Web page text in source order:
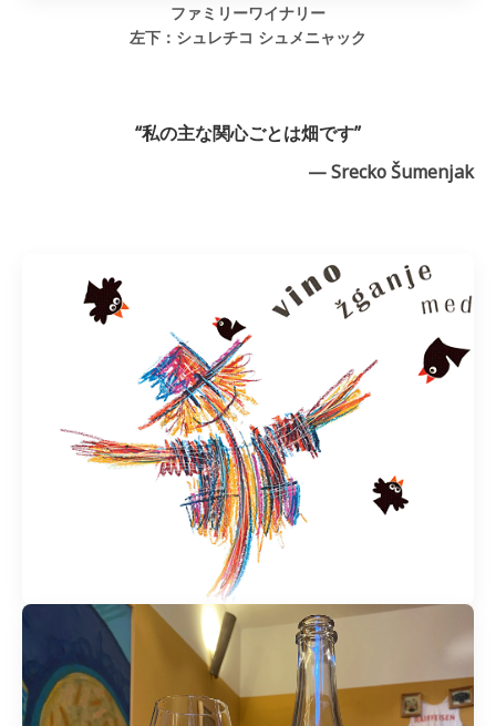
ファミリーワイナリー
左下：シュレチコ シュメニャック
“私の主な関心ごとは畑です”
— Srecko Šumenjak